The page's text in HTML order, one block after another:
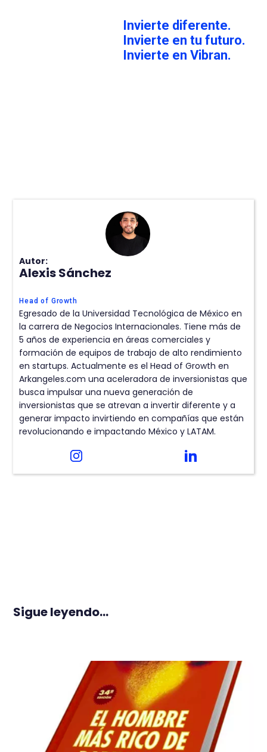
Invierte diferente.
Invierte en tu futuro.
Invierte en Vibran.
Autor:
Alexis Sánchez
Head of Growth
Egresado de la Universidad Tecnológica de México en
la carrera de Negocios Internacionales. Tiene más de
5 años de experiencia en áreas comerciales y
formación de equipos de trabajo de alto rendimiento
en startups. Actualmente es el Head of Growth en
Arkangeles.com una aceleradora de inversionistas que
busca impulsar una nueva generación de
inversionistas que se atrevan a invertir diferente y a
generar impacto invirtiendo en compañías que están
revolucionando e impactando México y LATAM.
Sigue leyendo...